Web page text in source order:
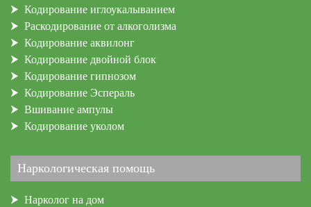
Кодирование иглоукалыванием
Раскодирование от алкоголизма
Кодирование аквилонг
Кодирование двойной блок
Кодирование гипнозом
Кодирование Эспераль
Вшивание ампулы
Кодирование уколом
Наркологическая помощь
Нарколог на дом